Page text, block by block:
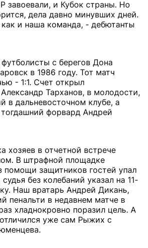
завоевали, и Кубок страны. Но
дела давно минувших дней.
и наша команда, - дебютанты
с берегов Дона
в 1986 году. Тот матч
- 1:1. Счет открыл
Тарханов, в молодости,
в дальневосточном клубе, а
форвард Андрей
хозяев в отчетной встрече
В штрафной площадке
помощи защитников гостей упал
без колебаний указал на 11-
Наш вратарь Андрей Дикань,
пенальти в недавнем матче в
хладнокровно поразил цель. А
уже сам Рыжих с